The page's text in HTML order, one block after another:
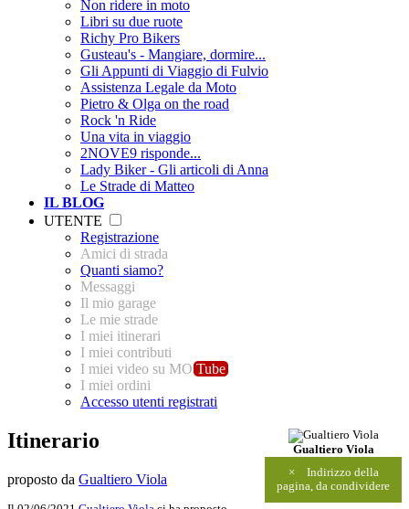
Non ridere in moto
Libri su due ruote
Richy Pro Bikers
Gusteau's - Mangiare, dormire...
Gli Appunti di Viaggio di Fulvio
Assistenza Legale da Moto
Pietro & Olga on the road
Rock 'n Ride
Una vita in viaggio
2NOVE9 risponde...
Lady Biker - Gli articoli di Anna
Le Strade di Matteo
IL BLOG
UTENTE
Registrazione
Amici di strada
Quanti siamo?
Messaggi
Il mio garage
Le mie strade
I miei itinerari
I miei contributi
I miei video su MO Tube
I miei ordini
Accesso utenti registrati
Gualtiero Viola
×
Indirizzo della
pagina, da condividere
Itinerario
proposto da Gualtiero Viola